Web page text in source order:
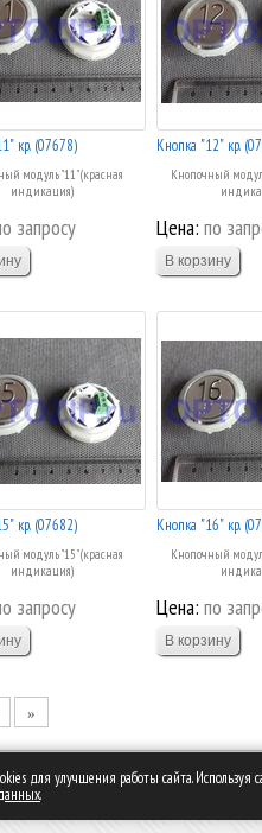
кр. (07678)
модуль "11" (красная
индикация)
запросу
Кнопка "12" кр.
Кнопочный
Цена: по
кр. (07682)
модуль "15" (красная
индикация)
запросу
Кнопка "16" кр.
Кнопочный
Цена: по
»
для улучшения работы сайта. Используя
.